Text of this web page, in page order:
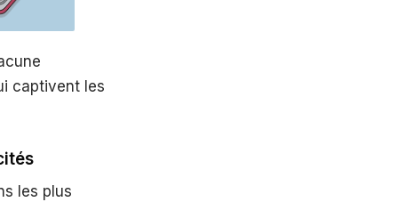
captivent les
les plus